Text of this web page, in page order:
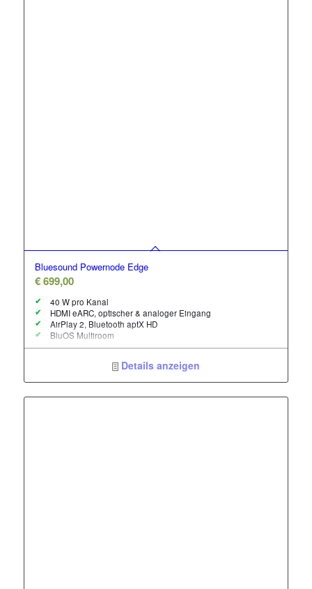
Bluesound Powernode Edge
€699,00
40 W pro Kanal
HDMI eARC, optischer & analoger Eingang
AirPlay 2, Bluetooth aptX HD
BluOS Multiroom
Details anzeigen